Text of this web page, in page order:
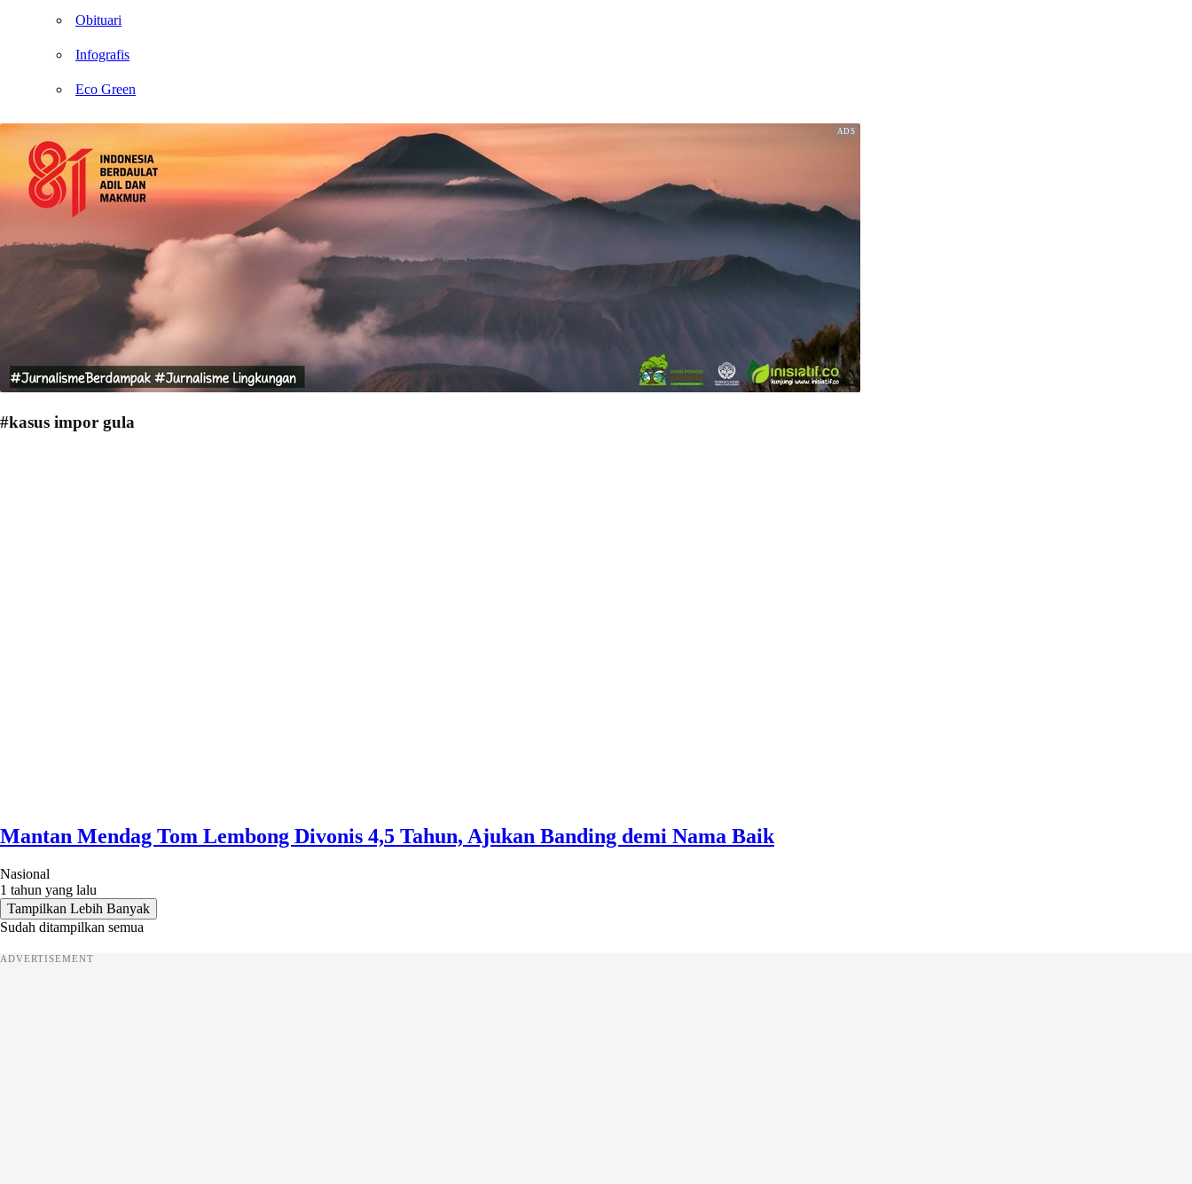
Obituari
Infografis
Eco Green
#kasus impor gula
Mantan Mendag Tom Lembong Divonis 4,5 Tahun, Ajukan Banding demi Nama Baik
Nasional
1 tahun yang lalu
Tampilkan Lebih Banyak
Sudah ditampilkan semua
ADVERTISEMENT